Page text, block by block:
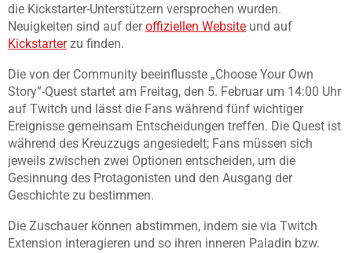
die Kickstarter-Unterstützern versprochen wurden.
Neuigkeiten sind auf deroffiziellen Website und auf
Kickstarterzu finden.
Die von der Community beeinflusste „Choose Your Own
Story”-Quest startet am Freitag, den 5. Februar um 14:00 Uhr
auf Twitch und lässt die Fans während fünf wichtiger
Ereignisse gemeinsam Entscheidungen treffen. Die Quest ist
während des Kreuzzugs angesiedelt; Fans müssen sich
jeweils zwischen zwei Optionen entscheiden, um die
Gesinnung des Protagonisten und den Ausgang der
Geschichte zu bestimmen.
Die Zuschauer können abstimmen, indem sie via Twitch
Extension interagieren und so ihren inneren Paladin bzw.